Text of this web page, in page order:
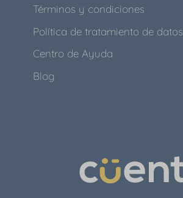
Términos y condiciones
Política de tratamiento de datos
Centro de Ayuda
Blog